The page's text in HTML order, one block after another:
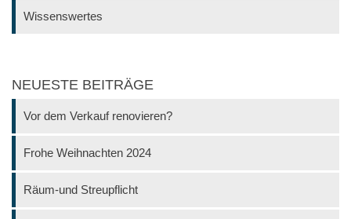
Wissenswertes
NEUESTE BEITRÄGE
Vor dem Verkauf renovieren?
Frohe Weihnachten 2024
Räum-und Streupflicht